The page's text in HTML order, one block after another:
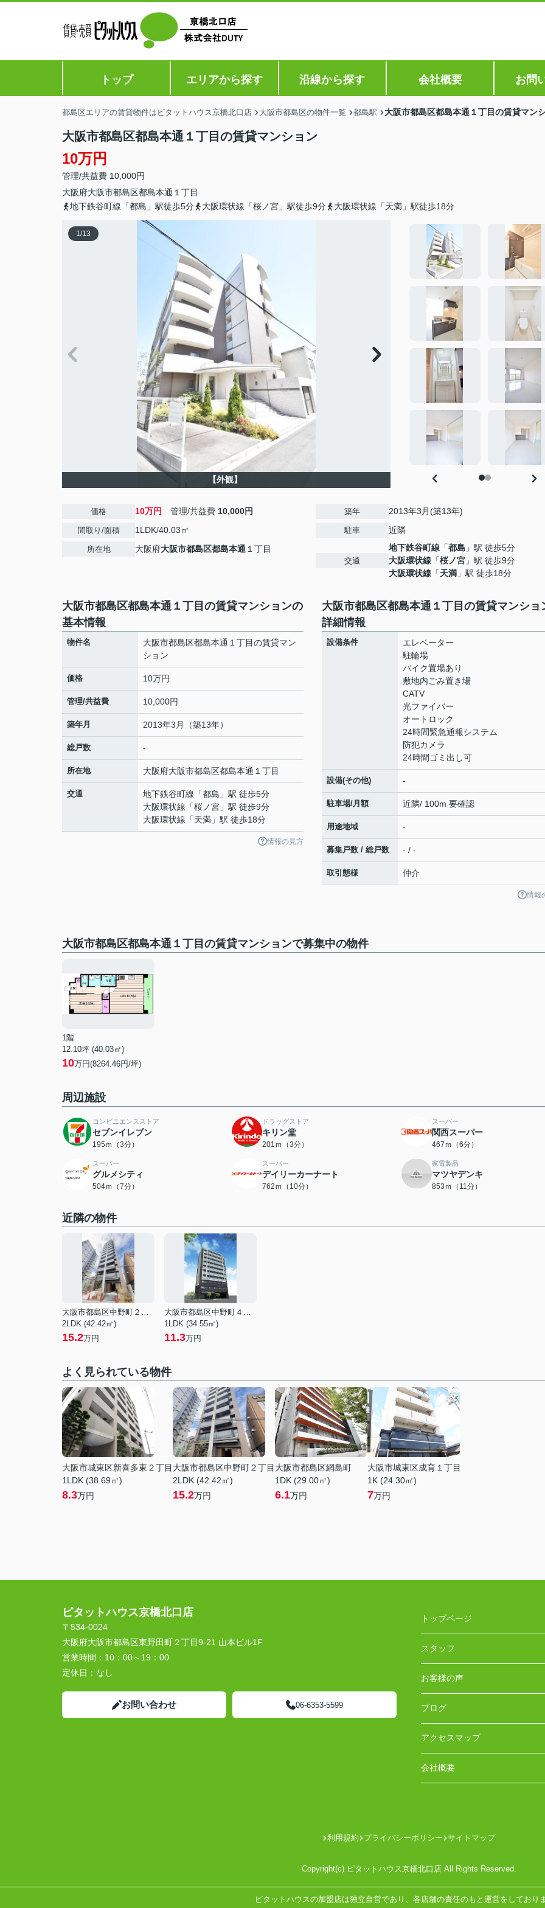
トップ エリアから探す 沿線から探す 会社概要 お問
都島区エリアの賃貸物件はピタットハウス京橋北口店 大阪市都島区の物件一覧 都島駅 大阪市都島区都島本通１丁目の賃貸マン
大阪市都島区都島本通１丁目の賃貸マンション
10万円
管理/共益費 10,000円
大阪府大阪市都島区都島本通 １丁目
地下鉄谷町線「都島」駅徒歩5分
大阪環状線「桜ノ宮」駅徒歩9分 大阪環状線「天満」駅徒歩18分
1/13
【外観】
価格 10万円 管理/共益費 10,000円
間取り/面積 1LDK/40.03㎡
所在地 大阪府大阪市都島区都島本通 １丁目
築年 2013年3月(築13年)
駐車 近隣
交通
地下鉄谷町線 「都島 」駅 徒歩5分
大阪環状線 「桜ノ宮 」駅 徒歩9分
大阪環状線 「天満 」駅 徒歩18分
大阪市都島区都島本通１丁目の賃貸マンションの
基本情報
物件名
大阪市都島区都島本通１丁目の賃貸マン
ション
価格 10万円
管理/共益費 10,000円
築年月 2013年3月（築13年）
総戸数 -
所在地 大阪府大阪市都島区都島本通 １丁目
交通 地下鉄谷町線 「都島 」駅 徒歩5分
大阪環状線 「桜ノ宮 」駅 徒歩9分
大阪環状線 「天満 」駅 徒歩18分
情報の見方
大阪市都島区都島本通１丁目の賃貸マンショ
詳細情報
設備条件
エレベーター
駐輪場
バイク置場あり
敷地内ごみ置き場
CATV
光ファイバー
オートロック
24時間緊急通報システム
防犯カメラ
24時間ゴミ出し可
設備(その他) -
駐車場/月額 近隣/ 100m 要確認
用途地域 -
募集戸数 / 総戸数 - / -
取引態様 仲介
情報
大阪市都島区都島本通１丁目の賃貸マンションで募集中の物件
1階
12.10坪 (40.03㎡)
10万円(8264.46円/坪)
周辺施設
コンビニエンスストア
セブンイレブン
195ｍ（3分）
ドラッグストア
キリン堂
201ｍ（3分）
スーパー
関西スーパー
467ｍ（6分）
スーパー
グルメシティ
504ｍ（7分）
スーパー
デイリーカーナート
762ｍ（10分）
家電製品
マツヤデンキ
853ｍ（11分）
近隣の物件
大阪市都島区中野町２丁目
2LDK (42.42㎡)
15.2万円
大阪市都島区中野町４丁目
1LDK (34.55㎡)
11.3万円
よく見られている物件
大阪市城東区新喜多東２丁目
1LDK (38.69㎡)
8.3万円
大阪市都島区中野町２丁目
2LDK (42.42㎡)
15.2万円
大阪市都島区網島町
1DK (29.00㎡)
6.1万円
大阪市城東区成育１丁目
1K (24.30㎡)
7万円
ピタットハウス京橋北口店
〒534-0024
大阪府大阪市都島区東野田町２丁目9-21 山本ビル1F
営業時間： 10：00～19：00
定休日： なし
お問い合わせ 06-6353-5599
トップページ
スタッフ
お客様の声
ブログ
アクセスマップ
会社概要
利用規約 プライバシーポリシー サイトマップ
Copyright(c) ピタットハウス京橋北口店 All Rights Reserved.
ピタットハウスの加盟店は独立自営であり、各店舗の責任のもと運営をしており